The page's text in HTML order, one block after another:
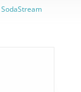
SodaStream